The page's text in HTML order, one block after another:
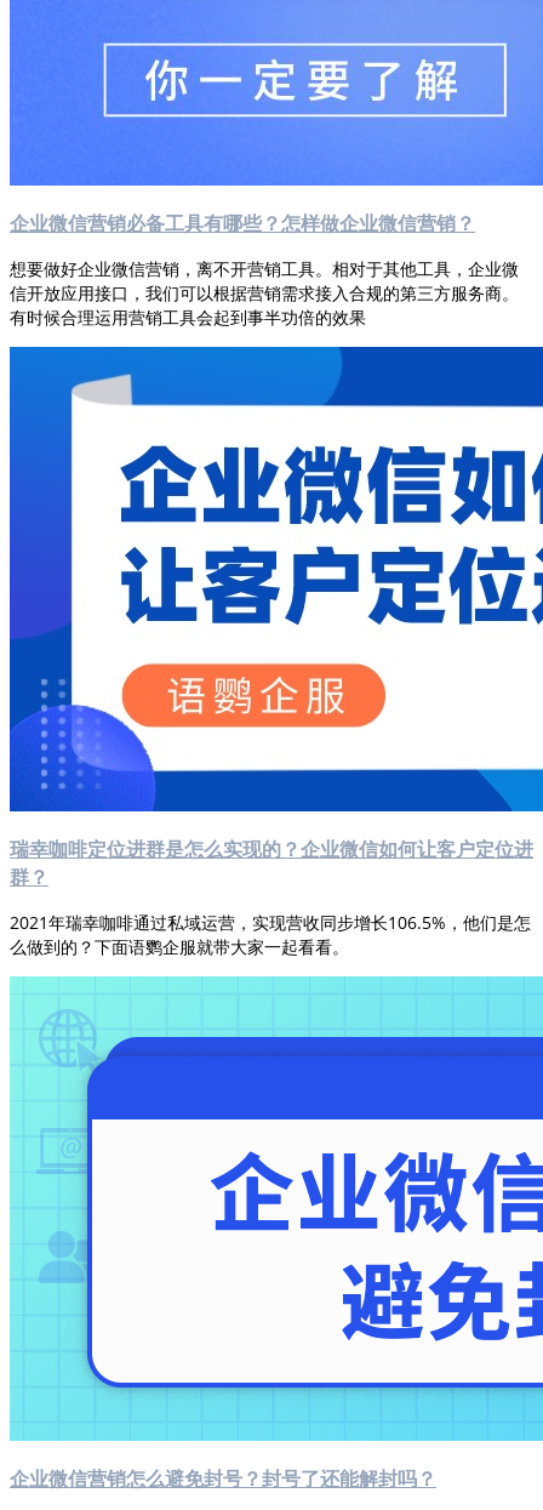
企业微信营销必备工具有哪些？怎样做企业微信营销？
想要做好企业微信营销，离不开营销工具。相对于其他工具，企业微
信开放应用接口，我们可以根据营销需求接入合规的第三方服务商。
有时候合理运用营销工具会起到事半功倍的效果
瑞幸咖啡定位进群是怎么实现的？企业微信如何让客户定位进
群？
2021年瑞幸咖啡通过私域运营，实现营收同步增长106.5%，他们是怎
么做到的？下面语鹦企服就带大家一起看看。
企业微信营销怎么避免封号？封号了还能解封吗？